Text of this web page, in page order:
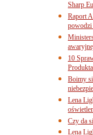
Sharp
Raport
10
Boimy
Lena
Czy da
Lena